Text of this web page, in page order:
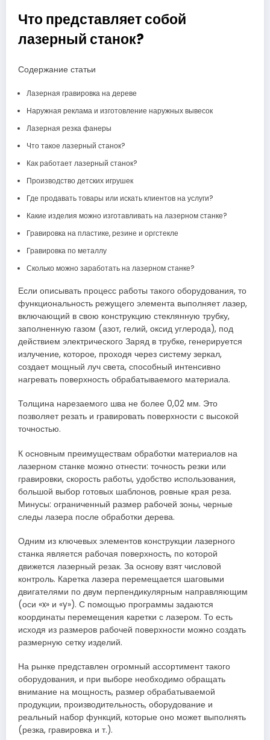
Что представляет собой
лазерный станок?
Содержание статьи
Лазерная гравировка на дереве
Наружная реклама и изготовление наружных вывесок
Лазерная резка фанеры
Что такое лазерный станок?
Как работает лазерный станок?
Производство детских игрушек
Где продавать товары или искать клиентов на услуги?
Какие изделия можно изготавливать на лазерном станке?
Гравировка на пластике, резине и оргстекле
Гравировка по металлу
Сколько можно заработать на лазерном станке?
Если описывать процесс работы такого оборудования, то
функциональность режущего элемента выполняет лазер,
включающий в свою конструкцию стеклянную трубку,
заполненную газом (азот, гелий, оксид углерода), под
действием электрического Заряд в трубке, генерируется
излучение, которое, проходя через систему зеркал,
создает мощный луч света, способный интенсивно
нагревать поверхность обрабатываемого материала.
Толщина нарезаемого шва не более 0,02 мм. Это
позволяет резать и гравировать поверхности с высокой
точностью.
К основным преимуществам обработки материалов на
лазерном станке можно отнести: точность резки или
гравировки, скорость работы, удобство использования,
большой выбор готовых шаблонов, ровные края реза.
Минусы: ограниченный размер рабочей зоны, черные
следы лазера после обработки дерева.
Одним из ключевых элементов конструкции лазерного
станка является рабочая поверхность, по которой
движется лазерный резак. За основу взят числовой
контроль. Каретка лазера перемещается шаговыми
двигателями по двум перпендикулярным направляющим
(оси «x» и «y»). С помощью программы задаются
координаты перемещения каретки с лазером. То есть
исходя из размеров рабочей поверхности можно создать
размерную сетку изделий.
На рынке представлен огромный ассортимент такого
оборудования, и при выборе необходимо обращать
внимание на мощность, размер обрабатываемой
продукции, производительность, оборудование и
реальный набор функций, которые оно может выполнять
(резка, гравировка и т.).